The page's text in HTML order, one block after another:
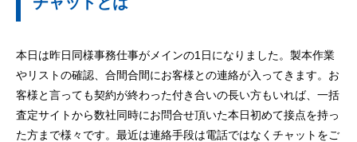
本日は昨日同様事務仕事がメインの1日になりました。製本作業
やリストの確認、合間合間にお客様との連絡が入ってきます。お
客様と言っても契約が終わった付き合いの長い方もいれば、一括
査定サイトから数社同時にお問合せ頂いた本日初めて接点を持っ
た方まで様々です。最近は連絡手段は電話ではなくチャットをご